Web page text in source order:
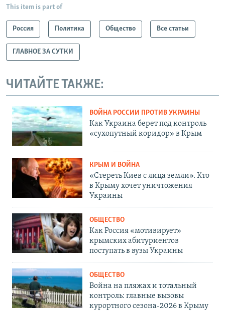
This item is part of
Россия Политика Общество Все статьи
ГЛАВНОЕ ЗА СУТКИ
ЧИТАЙТЕ ТАКЖЕ:
ВОЙНА РОССИИ ПРОТИВ УКРАИНЫ
Как Украина берет под контроль
«сухопутный коридор» в Крым
КРЫМ И ВОЙНА
«Стереть Киев с лица земли». Кто
в Крыму хочет уничтожения
Украины
ОБЩЕСТВО
Как Россия «мотивирует»
крымских абитуриентов
поступать в вузы Украины
ОБЩЕСТВО
Война на пляжах и тотальный
контроль: главные вызовы
курортного сезона-2026 в Крыму